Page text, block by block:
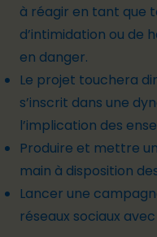
à réagir en tant que
d’intimidation ou de
en danger.
Le projet touchera
s’inscrit dans une
l’implication des
Produire et mettre un
main à disposition
Lancer une
réseaux sociaux